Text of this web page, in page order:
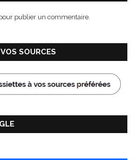
publier un commentaire.
SOURCES